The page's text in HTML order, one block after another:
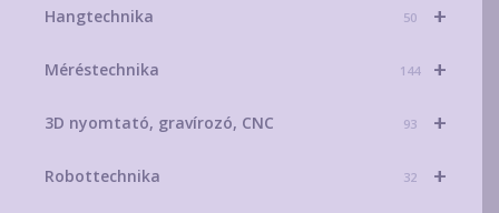
+
Hangtechnika 50
+
Méréstechnika 144
+
3D nyomtató, gravírozó, CNC 93
+
Robottechnika 32